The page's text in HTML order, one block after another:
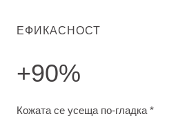
ЕФИКАСНОСТ
+90%
Кожата се усеща по-гладка *